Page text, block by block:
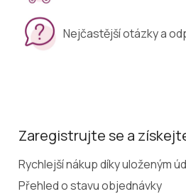
Nejčastější otázky a
Zaregistrujte se a
Rychlejší nákup díky uloženým
Přehled o stavu objednávky